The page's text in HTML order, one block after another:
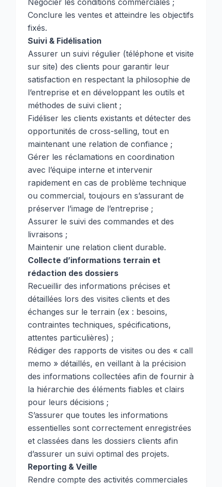
Négocier les conditions commerciales ;
Conclure les ventes et atteindre les objectifs
fixés.
Suivi & Fidélisation
Assurer un suivi régulier (téléphone et visite
sur site) des clients pour garantir leur
satisfaction en respectant la philosophie de
l’entreprise et en développant les outils et
méthodes de suivi client ;
Fidéliser les clients existants et détecter des
opportunités de cross-selling, tout en
maintenant une relation de confiance ;
Gérer les réclamations en coordination
avec l’équipe interne et intervenir
rapidement en cas de problème technique
ou commercial, toujours en s’assurant de
préserver l’image de l’entreprise ;
Assurer le suivi des commandes et des
livraisons ;
Maintenir une relation client durable.
Collecte d’informations terrain et
rédaction des dossiers
Recueillir des informations précises et
détaillées lors des visites clients et des
échanges sur le terrain (ex : besoins,
contraintes techniques, spécifications,
attentes particulières) ;
Rédiger des rapports de visites ou des « call
memo » détaillés, en veillant à la précision
des informations collectées afin de fournir à
la hiérarchie des éléments fiables et clairs
pour leurs décisions ;
S’assurer que toutes les informations
essentielles sont correctement enregistrées
et classées dans les dossiers clients afin
d’assurer un suivi optimal des projets.
Reporting & Veille
Rendre compte des activités commerciales